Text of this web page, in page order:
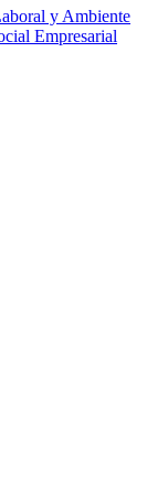
y Ambiente
Empresarial